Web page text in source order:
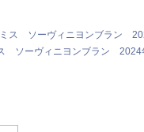
ソーヴィニヨンブラン 2024